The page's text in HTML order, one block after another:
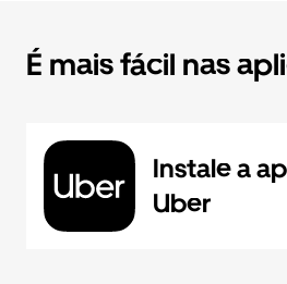
É mais fácil nas
Instale a
Uber